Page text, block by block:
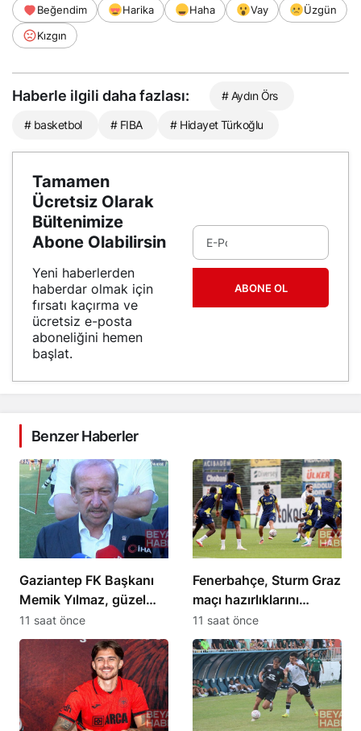
Beğendim Harika Haha Vay
Üzgün
Kızgın
Haberle ilgili daha fazlası: # Aydın Örs
# basketbol # FIBA # Hidayet Türkoğlu
Tamamen
Ücretsiz Olarak
Bültenimize
Abone Olabilirsin
Yeni haberlerden
haberdar olmak için
fırsatı kaçırma ve
ücretsiz e-posta
aboneliğini hemen
başlat.
ABONE OL
Benzer Haberler
Gaziantep FK Başkanı
Memik Yılmaz, güzel
futbol hedeflediklerini
açıkladı
11 saat önce
Fenerbahçe, Sturm Graz
maçı hazırlıklarını
sürdürüyor
11 saat önce